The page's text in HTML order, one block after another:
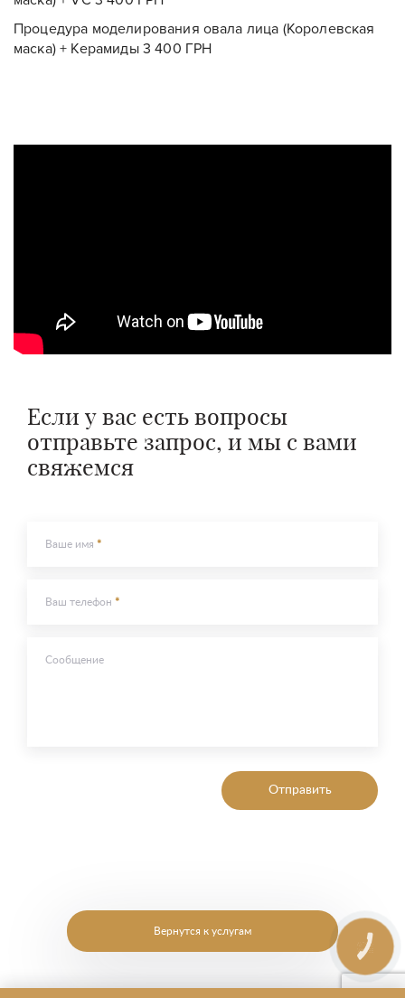
Процедура моделирования овала лица (Королевская
маска) + Керамиды 3 400 ГРН
Если у вас есть вопросы
отправьте запрос, и мы с вами
свяжемся
Ваше имя
Ваш телефон
Сообщение
Отправить
Вернутся к услугам
Оставить контакты
Оставить контакты
КНОПКА
ЗВ'ЯЗКУ